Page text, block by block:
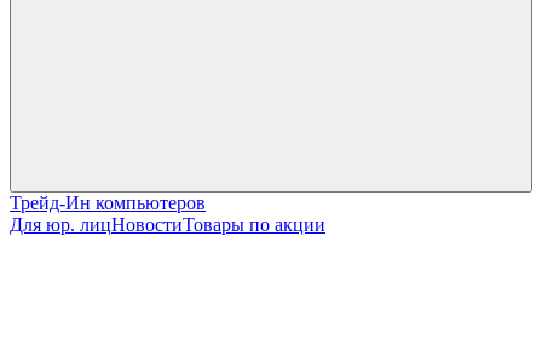
Трейд-Ин компьютеров
Для юр. лицНовостиТовары по акции